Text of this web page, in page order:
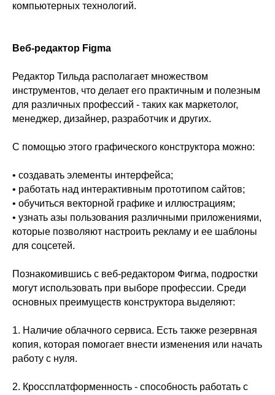
компьютерных технологий.
Веб-редактор Figma
Редактор Тильда располагает множеством
инструментов, что делает его практичным и полезным
для различных профессий - таких как маркетолог,
менеджер, дизайнер, разработчик и других.
С помощью этого графического конструктора можно:
• создавать элементы интерфейса;
• работать над интерактивным прототипом сайтов;
• обучиться векторной графике и иллюстрациям;
• узнать азы пользования различными приложениями,
которые позволяют настроить рекламу и ее шаблоны
для соцсетей.
Познакомившись с веб-редактором Фигма, подростки
могут использовать при выборе профессии. Среди
основных преимуществ конструктора выделяют:
1. Наличие облачного сервиса. Есть также резервная
копия, которая помогает внести изменения или начать
работу с нуля.
2. Кроссплатформенность - способность работать с